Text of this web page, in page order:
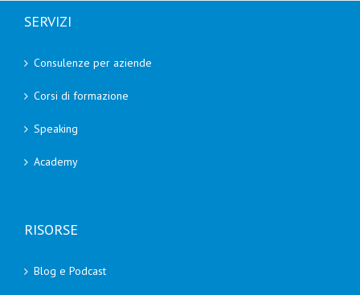
SERVIZI
Consulenze per aziende
Corsi di formazione
Speaking
Academy
RISORSE
Blog e Podcast